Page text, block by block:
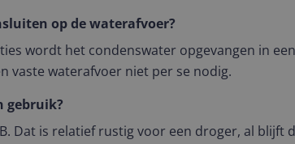
op de waterafvoer?
wordt het condenswater opgevangen in een
vaste waterafvoer niet per se nodig.
gebruik?
Dat is relatief rustig voor een droger, al blijft